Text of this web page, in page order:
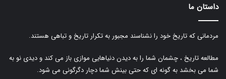
داستان ما
مردمانی که تاریخ خود را نشناسند مجبور به تکرار تاریخ و تباهی هستند.
مطالعه تاریخ ، چشمان شما را به دیدن دنیاهایی موازی باز می کند و دیدی نو به
شما می بخشد به گونه ای که حتی بینش شما دچار دگرگونی می شود.